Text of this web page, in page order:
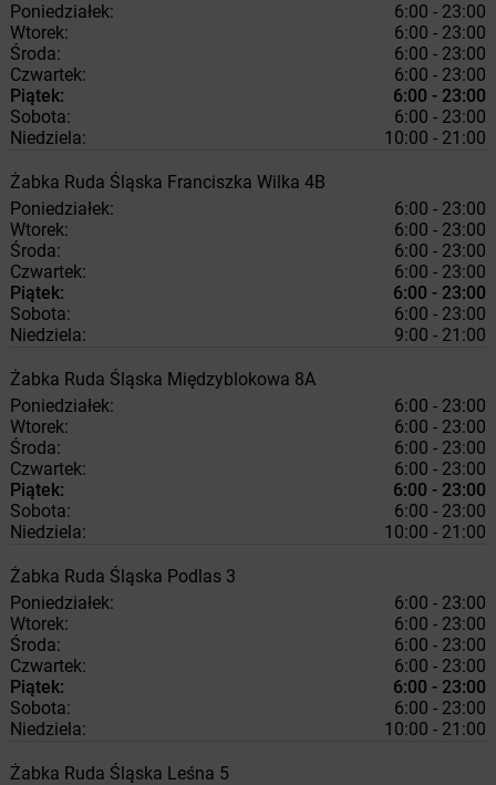
Poniedziałek:
6:00 - 23:00
Wtorek:
6:00 - 23:00
Środa:
6:00 - 23:00
Czwartek:
6:00 - 23:00
Piątek:
6:00 - 23:00
Sobota:
6:00 - 23:00
Niedziela:
10:00 - 21:00
Żabka Ruda Śląska Franciszka Wilka 4B
Poniedziałek:
6:00 - 23:00
Wtorek:
6:00 - 23:00
Środa:
6:00 - 23:00
Czwartek:
6:00 - 23:00
Piątek:
6:00 - 23:00
Sobota:
6:00 - 23:00
Niedziela:
9:00 - 21:00
Żabka Ruda Śląska Międzyblokowa 8A
Poniedziałek:
6:00 - 23:00
Wtorek:
6:00 - 23:00
Środa:
6:00 - 23:00
Czwartek:
6:00 - 23:00
Piątek:
6:00 - 23:00
Sobota:
6:00 - 23:00
Niedziela:
10:00 - 21:00
Żabka Ruda Śląska Podlas 3
Poniedziałek:
6:00 - 23:00
Wtorek:
6:00 - 23:00
Środa:
6:00 - 23:00
Czwartek:
6:00 - 23:00
Piątek:
6:00 - 23:00
Sobota:
6:00 - 23:00
Niedziela:
10:00 - 21:00
Żabka Ruda Śląska Leśna 5